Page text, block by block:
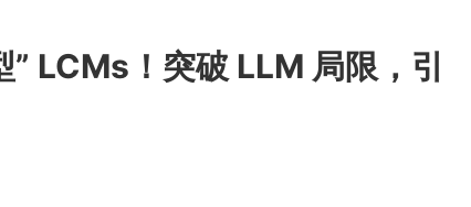
LCMs！突破 LLM 局限，引